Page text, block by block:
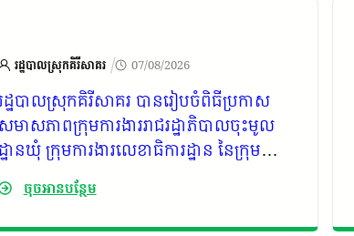
រដ្ឋបាលស្រុកគិរីសាគរ / 07/08/2026
ដ្ឋបាលស្រុកគិរីសាគរ បានរៀបចំពិធីប្រកាស
សមាសភាពក្រុមការងាររាជរដ្ឋាភិបាលចុះមូល
ដ្ឋានឃុំ ក្រុមការងារលេខាធិការដ្ឋាន នៃក្រុម
ការងាររាជរដ្ឋាភិបាលចុះមូលដ្ឋានស្រុក ក្រុម
ន្ត្រីបង្គោលនៃក្រុមការងាររាជរដ្ឋាភិបាលចុះ មូល
ឋានឃុំទាំង៣ នៃស្រុកគិរីសាគរ ខេត្តកោះកុង
ចុចអានបន្ថែម